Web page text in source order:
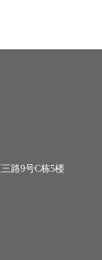
路9号C栋5楼